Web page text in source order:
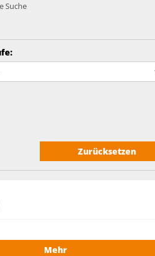
Suche
:
Zurücksetzen
Mehr